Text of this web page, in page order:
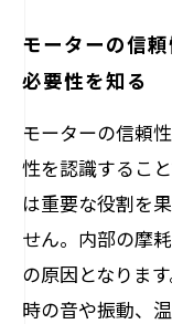
を手に入れ
実践可能な
う
信頼性の高
活かす方法
モーターの信
必要性を知る
モーターの信頼
性を認識するこ
は重要な役割を
せん。内部の摩
の原因となりま
時の音や振動、